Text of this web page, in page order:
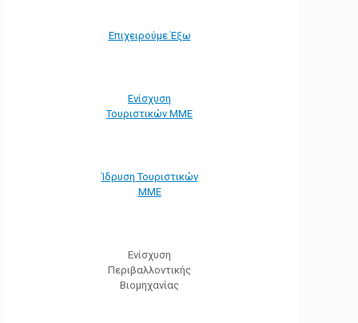
Επιχειρούμε Έξω
Ενίσχυση
Τουριστικών ΜΜΕ
Ίδρυση Τουριστικών
ΜΜΕ
Ενίσχυση
Περιβαλλοντικής
Βιομηχανίας